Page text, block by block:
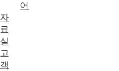
어
자
료
실
고
객